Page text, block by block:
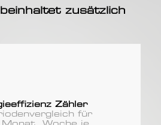
zusätzlich
Zähler
für